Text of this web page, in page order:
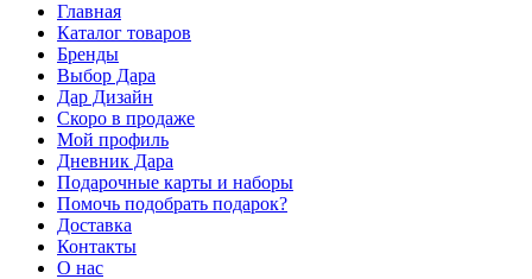
Главная
Каталог товаров
Бренды
Выбор Дара
Дар Дизайн
Скоро в продаже
Мой профиль
Дневник Дара
Подарочные карты и наборы
Помочь подобрать подарок?
Доставка
Контакты
О нас